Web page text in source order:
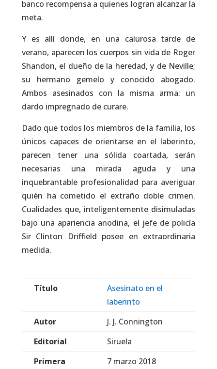
banco recompensa a quienes logran alcanzar la
meta.
Y es allí donde, en una calurosa tarde de
verano, aparecen los cuerpos sin vida de Roger
Shandon, el dueño de la heredad, y de Neville;
su hermano gemelo y conocido abogado.
Ambos asesinados con la misma arma: un
dardo impregnado de curare.
Dado que todos los miembros de la familia, los
únicos capaces de orientarse en el laberinto,
parecen tener una sólida coartada, serán
necesarias una mirada aguda y una
inquebrantable profesionalidad para averiguar
quién ha cometido el extraño doble crimen.
Cualidades que, inteligentemente disimuladas
bajo una apariencia anodina, el jefe de policía
Sir Clinton Driffield posee en extraordinaria
medida.
Título
Asesinato en el
laberinto
Autor
J. J. Connington
Editorial
Siruela
Primera
7 marzo 2018